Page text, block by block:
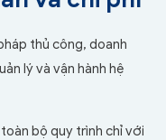
thủ công, doanh
lý và vận hành hệ
bộ quy trình chỉ với